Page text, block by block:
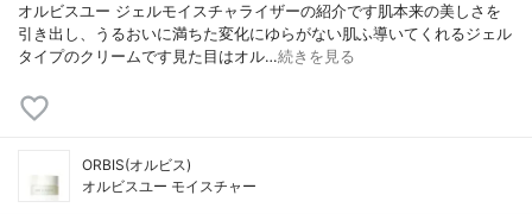
オルビスユー ジェルモイスチャライザーの紹介です肌本来の美しさを
引き出し、うるおいに満ちた変化にゆらがない肌ふ導いてくれるジェル
タイプのクリームです見た目はオル…続きを見る
ORBIS(オルビス)
オルビスユー モイスチャー